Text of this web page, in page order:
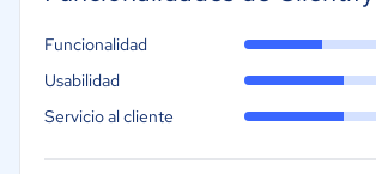
Funcionalidad
Usabilidad
Servicio al cliente